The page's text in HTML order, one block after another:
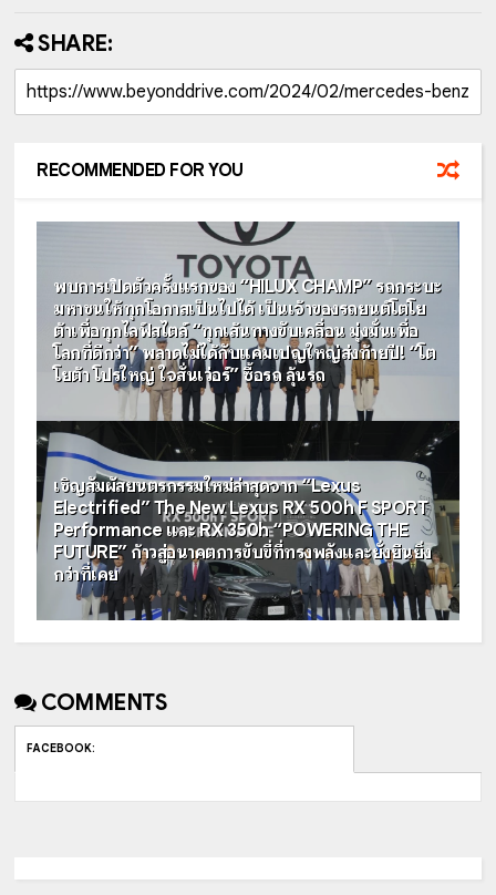
SHARE:
RECOMMENDED FOR YOU
พบการเปิดตัวครั้งแรกของ “HILUX CHAMP” รถกระบะ
มหาชนให้ทุกโอกาสเป็นไปได้ เป็นเจ้าของรถยนต์โตโย
ต้าเพื่อทุกไลฟ์สไตล์ “ทุกเส้นทางขับเคลื่อน มุ่งมั่นเพื่อ
โลกที่ดีกว่า” พลาดไม่ได้กับแคมเปญใหญ่ส่งท้ายปี! “โต
โยต้า โปรใหญ่ ใจสั่นเว่อร์” ซื้อรถ ลุ้นรถ
เชิญสัมผัสยนตรกรรมใหม่ล่าสุดจาก “Lexus
Electrified” The New Lexus RX 500h F SPORT
Performance และ RX 350h “POWERING THE
FUTURE” ก้าวสู่อนาคตการขับขี่ที่ทรงพลังและยั่งยืนยิ่ง
กว่าที่เคย
COMMENTS
FACEBOOK: